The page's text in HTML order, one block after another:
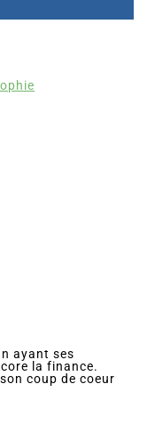
ayant ses
la finance.
coup de coeur